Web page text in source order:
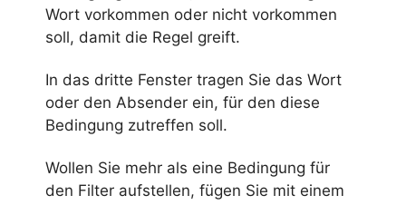
Wort vorkommen oder nicht vorkommen
soll, damit die Regel greift.
In das dritte Fenster tragen Sie das Wort
oder den Absender ein, für den diese
Bedingung zutreffen soll.
Wollen Sie mehr als eine Bedingung für
den Filter aufstellen, fügen Sie mit einem